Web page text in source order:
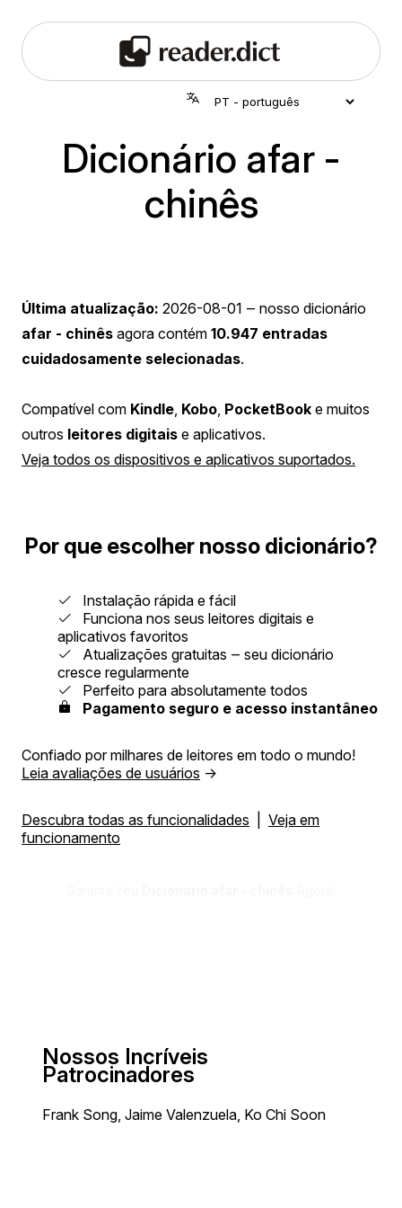
Dicionário afar -
chinês
Última atualização: 2026-08-01 ‒ nosso dicionário
afar - chinês agora contém 10.947 entradas
cuidadosamente selecionadas.
Compatível com Kindle Kobo PocketBook e muitos
outros leitores digitais e aplicativos.
Veja todos os dispositivos e aplicativos suportados.
Por que escolher nosso dicionário?
Instalação rápida e fácil
Funciona nos seus leitores digitais e
aplicativos favoritos
Atualizações gratuitas ‒ seu dicionário
cresce regularmente
Perfeito para absolutamente todos
Pagamento seguro e acesso instantâneo
Confiado por milhares de leitores em todo o mundo!
Leia avaliações de usuários →
Descubra todas as funcionalidades
Veja em
funcionamento
Nossos Incríveis
Patrocinadores
Frank Song, Jaime Valenzuela, Ko Chi Soon